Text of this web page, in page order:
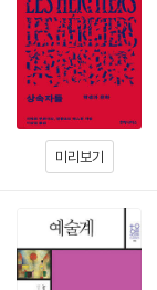
미리보기